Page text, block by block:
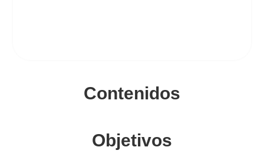
Contenidos
Objetivos